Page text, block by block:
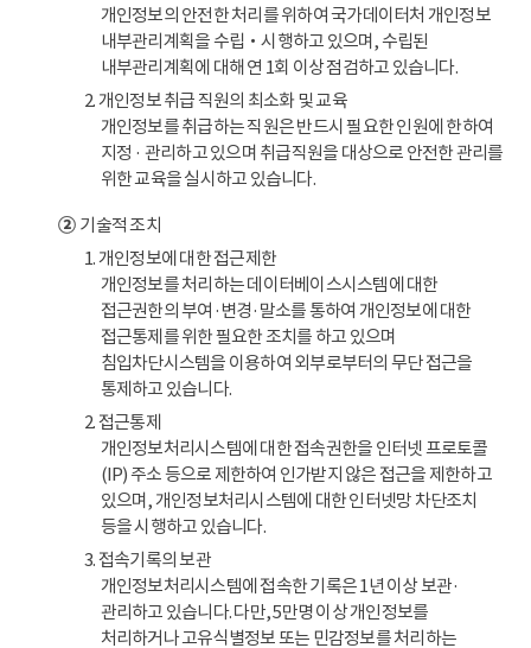
개인정보의 안전한 처리를 위하여 국가데이터처 개인정보
내부관리계획을 수립‧시행하고 있으며, 수립된
내부관리계획에 대해 연 1회 이상 점검하고 있습니다.
2. 개인정보 취급 직원의 최소화 및 교육
개인정보를 취급하는 직원은 반드시 필요한 인원에 한하여
지정 · 관리하고 있으며 취급직원을 대상으로 안전한 관리를
위한 교육을 실시하고 있습니다.
②기술적 조치
1. 개인정보에 대한 접근제한
개인정보를 처리하는 데이터베이스시스템에 대한
접근권한의 부여·변경·말소를 통하여 개인정보에 대한
접근통제를 위한 필요한 조치를 하고 있으며
침입차단시스템을 이용하여 외부로부터의 무단 접근을
통제하고 있습니다.
2. 접근통제
개인정보처리시스템에 대한 접속권한을 인터넷 프로토콜
(IP) 주소 등으로 제한하여 인가받지 않은 접근을 제한하고
있으며, 개인정보처리시스템에 대한 인터넷망 차단조치
등을 시행하고 있습니다.
3. 접속기록의 보관
개인정보처리시스템에 접속한 기록은 1년 이상 보관·
관리하고 있습니다. 다만, 5만명 이상 개인정보를
처리하거나 고유식별정보 또는 민감정보를 처리하는